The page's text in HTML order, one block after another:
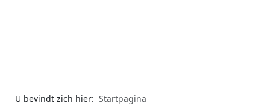
U bevindt zich hier: Startpagina